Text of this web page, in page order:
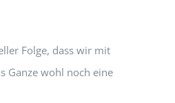
Folge, dass wir mit
Ganze wohl noch eine